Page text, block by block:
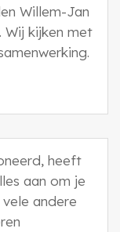
Willem-Jan
Wij kijken met
heeft
aan om je
andere